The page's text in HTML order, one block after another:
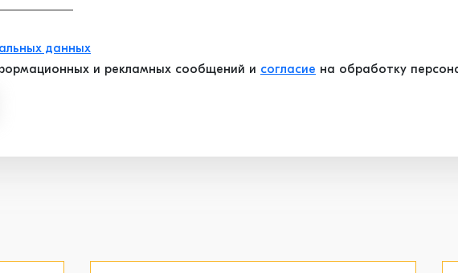
данных
и рекламных сообщений и согласие на обработку